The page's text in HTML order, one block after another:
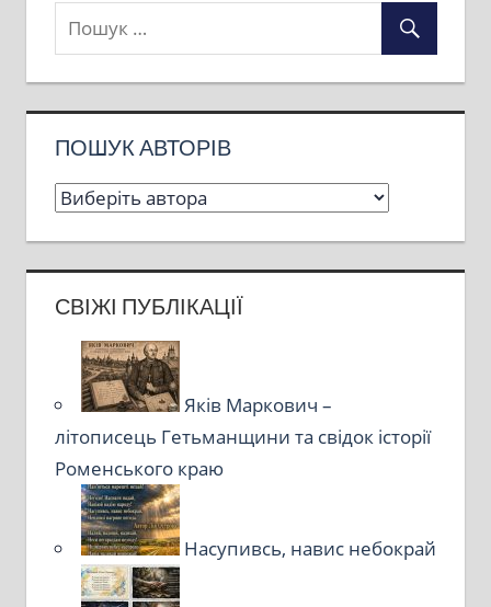
ПОШУК АВТОРІВ
СВІЖІ ПУБЛІКАЦІЇ
Яків Маркович –
літописець Гетьманщини та свідок історії
Роменського краю
Насупивсь, навис небокрай